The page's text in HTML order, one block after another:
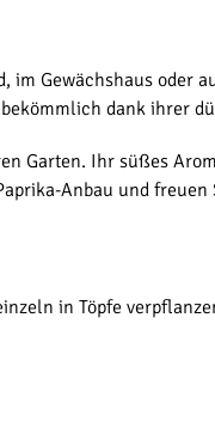
Gewächshaus oder
dank ihrer
Garten. Ihr süßes
Anbau und
in Töpfe